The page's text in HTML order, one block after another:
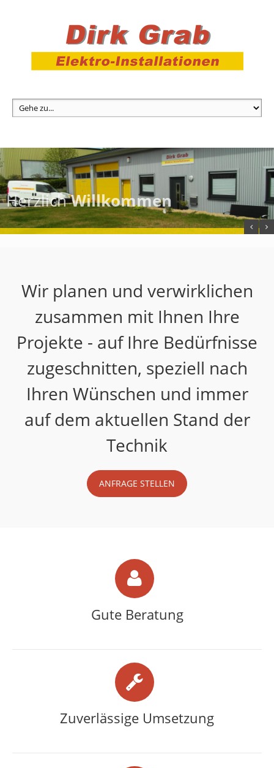
HerzlichWillkommen
Wir planen und verwirklichen
zusammen mit Ihnen Ihre
Projekte - auf Ihre Bedürfnisse
zugeschnitten, speziell nach
Ihren Wünschen und immer
auf dem aktuellen Stand der
Technik
ANFRAGE STELLEN
Gute Beratung
Zuverlässige Umsetzung